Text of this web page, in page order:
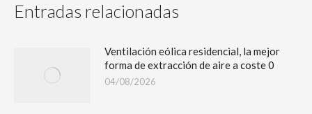
Entradas relacionadas
Ventilación eólica residencial, la mejor
forma de extracción de aire a coste 0
04/08/2026